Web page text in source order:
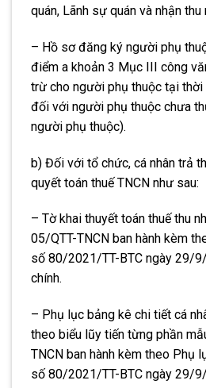
quán, Lãnh sự quán và nhận
– Hồ sơ đăng ký người phụ
điểm a khoản 3 Mục III công
trừ cho người phụ thuộc tại thời
đối với người phụ thuộc chưa
người phụ thuộc).
b) Đối với tổ chức, cá nhân trả
quyết toán thuế TNCN như sau:
– Tờ khai thuyết toán thuế thu
05/QTT-TNCN ban hành kèm
số 80/2021/TT-BTC ngày 29/
chính.
– Phụ lục bảng kê chi tiết cá
theo biểu lũy tiến từng phần
TNCN ban hành kèm theo Phụ
số 80/2021/TT-BTC ngày 29/